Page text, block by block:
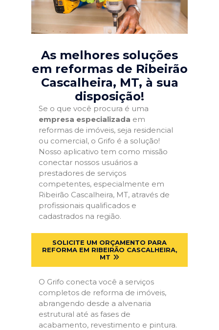
As melhores soluções
em reformas de Ribeirão
Cascalheira, MT, à sua
disposição!
Se o que você procura é uma
empresa especializada em
reformas de imóveis, seja residencial
ou comercial, o Grifo é a solução!
Nosso aplicativo tem como missão
conectar nossos usuários a
prestadores de serviços
competentes, especialmente em
Ribeirão Cascalheira, MT, através de
profissionais qualificados e
cadastrados na região.
SOLICITE UM ORÇAMENTO PARA
REFORMA EM RIBEIRÃO CASCALHEIRA,
MT
O Grifo conecta você a serviços
completos de reforma de imóveis,
abrangendo desde a alvenaria
estrutural até as fases de
acabamento, revestimento e pintura.